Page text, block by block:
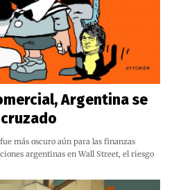
Argentina se
más oscuro aún para las finanzas
argentinas en Wall Street, el riesgo